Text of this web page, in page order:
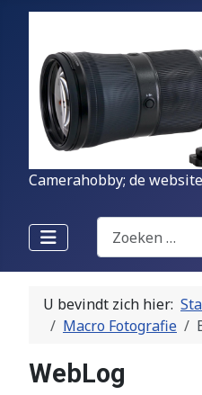
Camerahobby; de
Zoeken
U bevindt zich hier:
Macro Fotografie
WebLog